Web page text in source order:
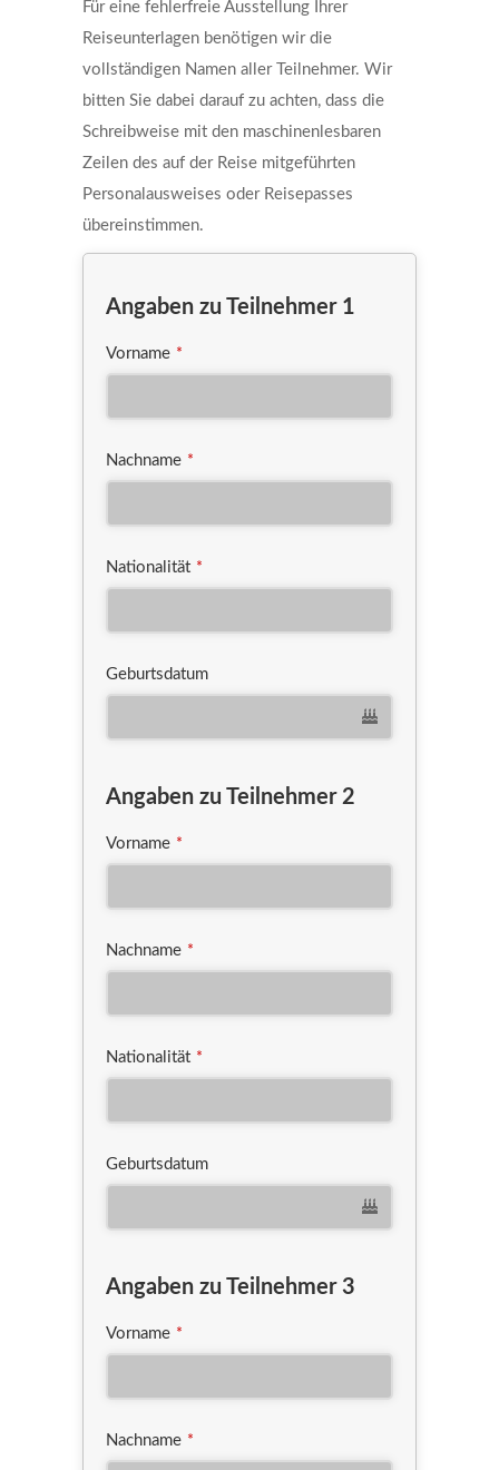
Für eine fehlerfreie Ausstellung Ihrer
Reiseunterlagen benötigen wir die
vollständigen Namen aller Teilnehmer. Wir
bitten Sie dabei darauf zu achten, dass die
Schreibweise mit den maschinenlesbaren
Zeilen des auf der Reise mitgeführten
Personalausweises oder Reisepasses
übereinstimmen.
Angaben zu Teilnehmer 1
Vorname *
Nachname *
Nationalität *
Geburtsdatum
Angaben zu Teilnehmer 2
Vorname *
Nachname *
Nationalität *
Geburtsdatum
Angaben zu Teilnehmer 3
Vorname *
Nachname *